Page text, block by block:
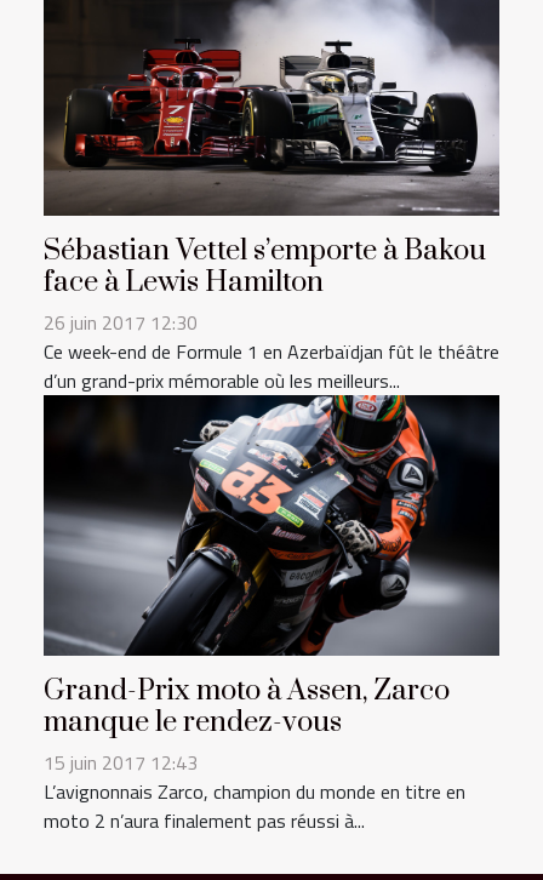
Sébastian Vettel s’emporte à Bakou
face à Lewis Hamilton
26 juin 2017 12:30
Ce week-end de Formule 1 en Azerbaïdjan fût le théâtre
d’un grand-prix mémorable où les meilleurs...
Grand-Prix moto à Assen, Zarco
manque le rendez-vous
15 juin 2017 12:43
L’avignonnais Zarco, champion du monde en titre en
moto 2 n’aura finalement pas réussi à...